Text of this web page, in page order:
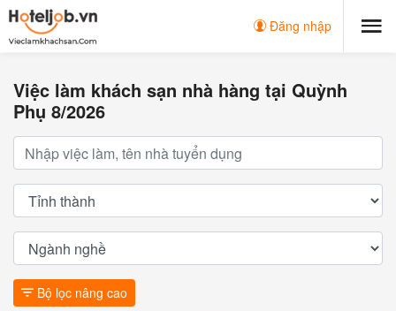
Đăng nhập
Việc làm khách sạn nhà hàng tại Quỳnh
Phụ 8/2026
Bộ lọc nâng cao